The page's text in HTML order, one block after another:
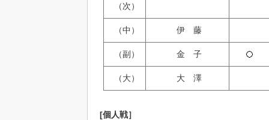
（次）
（中） 伊 藤
（副） 金 子
（大） 大 澤
[個人戦］